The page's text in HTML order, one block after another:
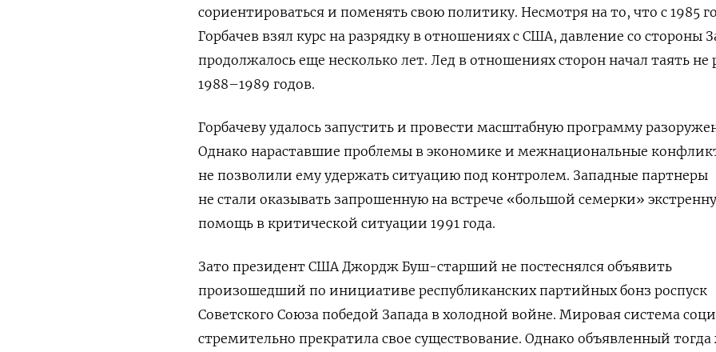
сориентироваться и поменять свою политику. Несмотря на то, что с 1985
Горбачев взял курс на разрядку в отношениях с США, давление со стороны
продолжалось еще несколько лет. Лед в отношениях сторон начал таять не
1988–1989 годов.
Горбачеву удалось запустить и провести масштабную программу
Однако нараставшие проблемы в экономике и межнациональные
не позволили ему удержать ситуацию под контролем. Западные партнеры
не стали оказывать запрошенную на встрече «большой семерки»
помощь в критической ситуации 1991 года.
Зато президент США Джордж Буш-старший не постеснялся объявить
произошедший по инициативе республиканских партийных бонз роспуск
Советского Союза победой Запада в холодной войне. Мировая система
стремительно прекратила свое существование. Однако объявленный тогда